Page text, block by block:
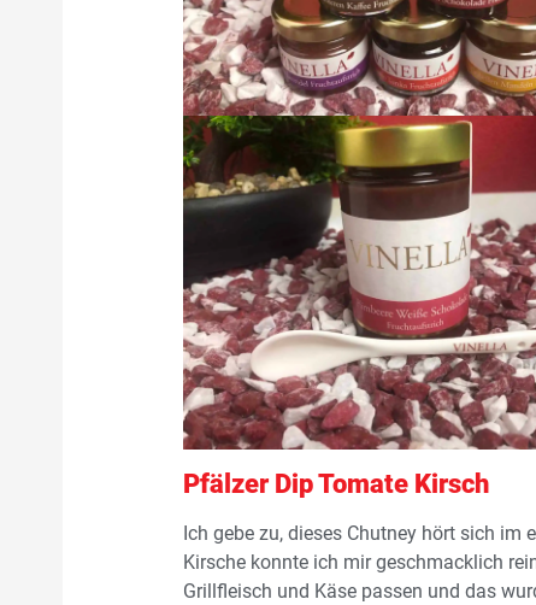
Pfälzer Dip Tomate Kirsch
Ich gebe zu, dieses Chutney hört sich
Kirsche konnte ich mir geschmacklich
Grillfleisch und Käse passen und das